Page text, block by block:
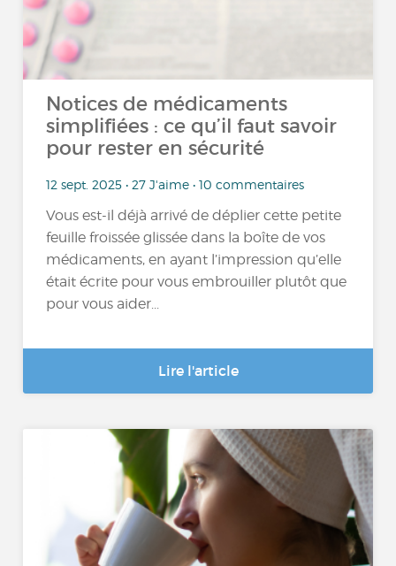
Notices de médicaments
simplifiées : ce qu’il faut savoir
pour rester en sécurité
12 sept. 2025 • 27 J'aime • 10 commentaires
Vous est-il déjà arrivé de déplier cette petite
feuille froissée glissée dans la boîte de vos
médicaments, en ayant l’impression qu’elle
était écrite pour vous embrouiller plutôt que
pour vous aider...
Lire l'article